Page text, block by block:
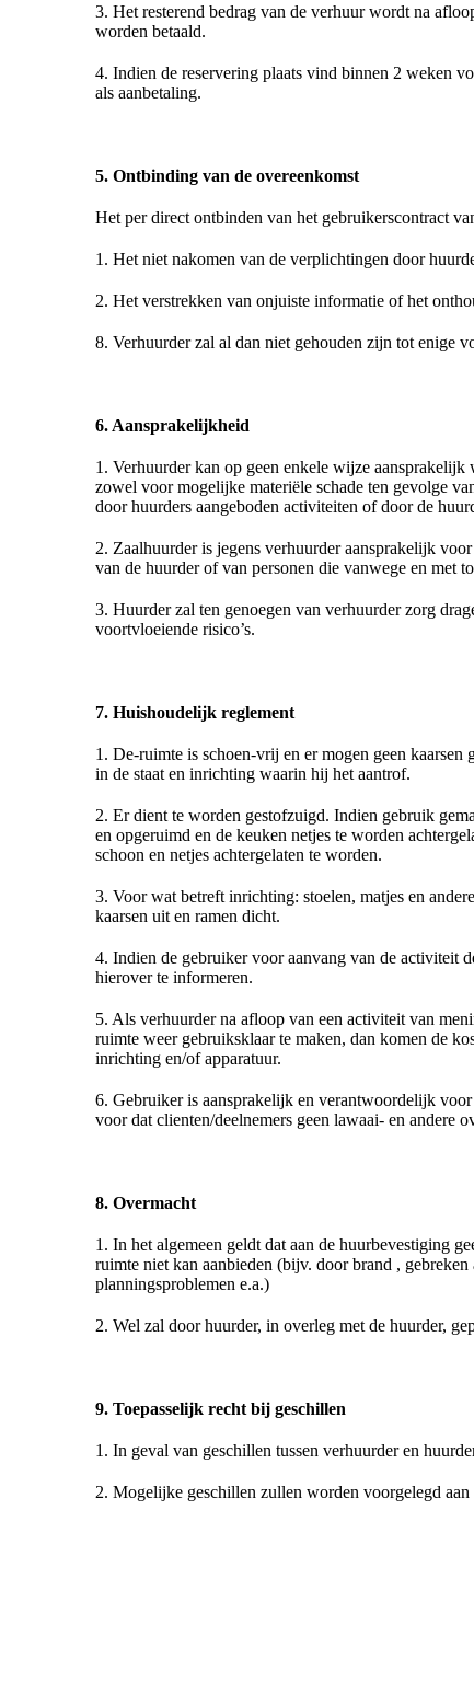
3. Het resterend bedrag van de verhuur wordt na
worden betaald.
4. Indien de reservering plaats vind binnen 2 weken
als aanbetaling.
5. Ontbinding van de overeenkomst
Het per direct ontbinden van het gebruikerscontract
1. Het niet nakomen van de verplichtingen door
2. Het verstrekken van onjuiste informatie of het
8. Verhuurder zal al dan niet gehouden zijn tot enige
6. Aansprakelijkheid
1. Verhuurder kan op geen enkele wijze
zowel voor mogelijke materiële schade ten gevolge
door huurders aangeboden activiteiten of door de
2. Zaalhuurder is jegens verhuurder aansprakelijk
van de huurder of van personen die vanwege en met
3. Huurder zal ten genoegen van verhuurder zorg
voortvloeiende risico’s.
7. Huishoudelijk reglement
1. De-ruimte is schoen-vrij en er mogen geen
in de staat en inrichting waarin hij het aantrof.
2. Er dient te worden gestofzuigd. Indien gebruik
en opgeruimd en de keuken netjes te worden
schoon en netjes achtergelaten te worden.
3. Voor wat betreft inrichting: stoelen, matjes en
kaarsen uit en ramen dicht.
4. Indien de gebruiker voor aanvang van de activiteit
hierover te informeren.
5. Als verhuurder na afloop van een activiteit van
ruimte weer gebruiksklaar te maken, dan komen de
inrichting en/of apparatuur.
6. Gebruiker is aansprakelijk en verantwoordelijk
voor dat clienten/deelnemers geen lawaai- en andere
8. Overmacht
1. In het algemeen geldt dat aan de huurbevestiging
ruimte niet kan aanbieden (bijv. door brand ,
planningsproblemen e.a.)
2. Wel zal door huurder, in overleg met de huurder,
9. Toepasselijk recht bij geschillen
1. In geval van geschillen tussen verhuurder en
2. Mogelijke geschillen zullen worden voorgelegd